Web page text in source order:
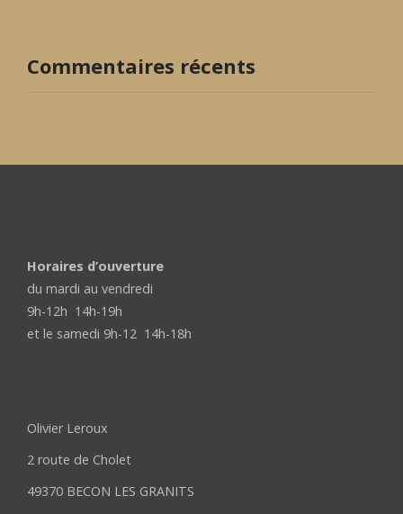
Commentaires récents
Horaires d’ouverture
du mardi au vendredi
9h-12h 14h-19h
et le samedi 9h-12 14h-18h
Olivier Leroux
2 route de Cholet
49370 BECON LES GRANITS